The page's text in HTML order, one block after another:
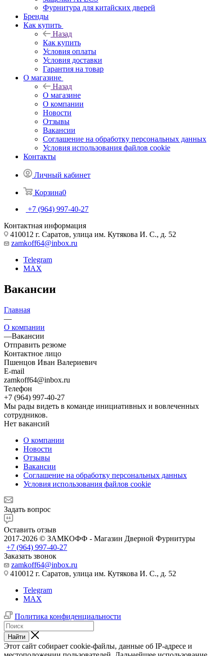
Фурнитура для китайских дверей
Бренды
Как купить
Назад
Как купить
Условия оплаты
Условия доставки
Гарантия на товар
О магазине
Назад
О магазине
О компании
Новости
Отзывы
Вакансии
Соглашение на обработку персональных данных
Условия использования файлов cookie
Контакты
Личный кабинет
Корзина0
+7 (964) 997-40-27
Контактная информация
410012 г. Саратов, улица им. Кутякова И. С., д. 52
zamkoff64@inbox.ru
Telegram
MAX
Вакансии
Главная
—
О компании
—Вакансии
Отправить резюме
Контактное лицо
Пшенцов Иван Валериевич
E-mail
zamkoff64@inbox.ru
Телефон
+7 (964) 997-40-27
Мы рады видеть в команде инициативных и вовлеченных
сотрудников.
Нет вакансий
О компании
Новости
Отзывы
Вакансии
Соглашение на обработку персональных данных
Условия использования файлов cookie
Задать вопрос
Оставить отзыв
2017-2026 © ЗАМКОФФ - Магазин Дверной Фурнитуры
+7 (964) 997-40-27
Заказать звонок
zamkoff64@inbox.ru
410012 г. Саратов, улица им. Кутякова И. С., д. 52
Telegram
MAX
Политика конфиденциальности
Найти
Этот сайт собирает cookie-файлы, данные об IP-адресе и